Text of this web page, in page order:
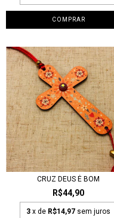
CRUZ DEUS É BOM
R$44,90
3 x de R$14,97 sem juros